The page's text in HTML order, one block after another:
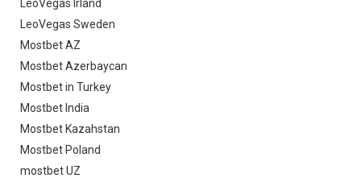
LeoVegas Irland
LeoVegas Sweden
Mostbet AZ
Mostbet Azerbaycan
Mostbet in Turkey
Mostbet India
Mostbet Kazahstan
Mostbet Poland
mostbet UZ